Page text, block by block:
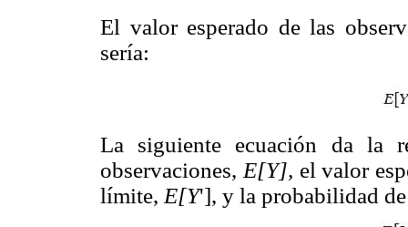
El valor esperado de las
sería:
La siguiente ecuación da la
observaciones, E[Y], el valor
límite, E[Y'], y la probabilidad